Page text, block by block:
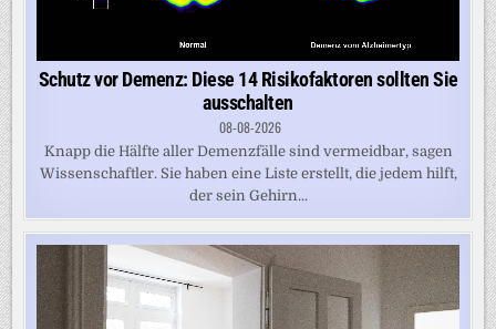
Schutz vor Demenz: Diese 14 Risikofaktoren sollten Sie
ausschalten
08-08-2026
Knapp die Hälfte aller Demenzfälle sind vermeidbar, sagen
Wissenschaftler. Sie haben eine Liste erstellt, die jedem hilft,
der sein Gehirn...